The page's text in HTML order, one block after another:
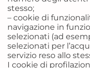
stesso;
– cookie di
navigazione in
selezionati (ad
selezionati per
servizio reso allo
I cookie di